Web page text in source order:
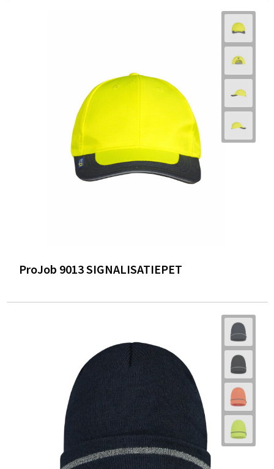
ProJob 9013 SIGNALISATIEPET